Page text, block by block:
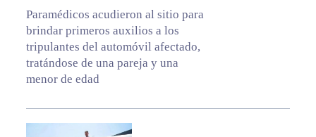
Paramédicos acudieron al sitio para
brindar primeros auxilios a los
tripulantes del automóvil afectado,
tratándose de una pareja y una
menor de edad